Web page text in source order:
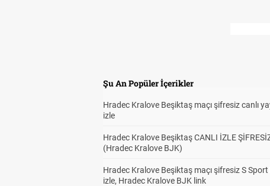
Şu An Popüler İçerikler
Hradec Kralove Beşiktaş maçı şifresiz canlı
izle
Hradec Kralove Beşiktaş CANLI İZLE
(Hradec Kralove BJK)
Hradec Kralove Beşiktaş maçı şifresiz S
izle, Hradec Kralove BJK link